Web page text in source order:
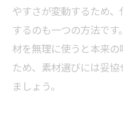
やすさが変動するため
するのも一つの方法で
材を無理に使うと本来
ため、素材選びには妥
ましょう。